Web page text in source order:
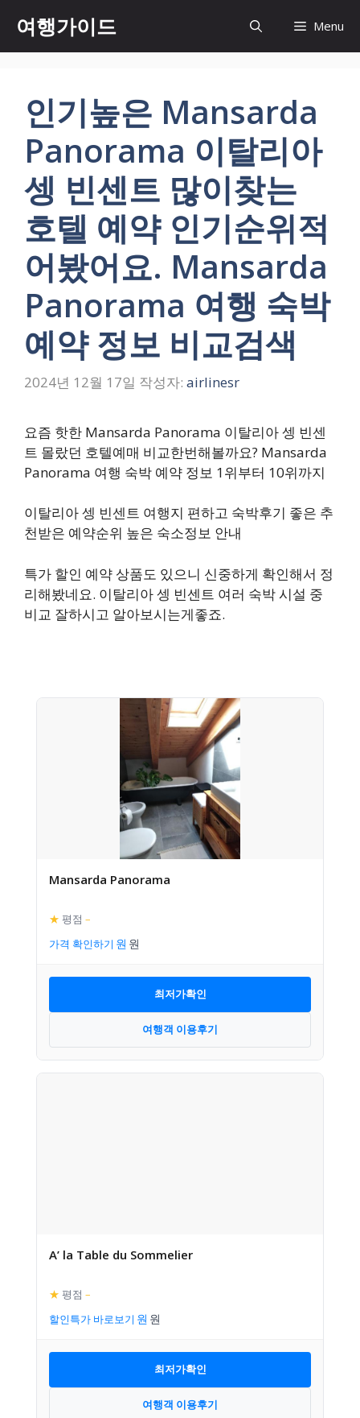
츠
여행가이드 Menu
인기높은 Mansarda
Panorama 이탈리아
셍 빈센트 많이찾는
호텔 예약 인기순위적
어봤어요. Mansarda
Panorama 여행 숙박
예약 정보 비교검색
2024년 12월 17일 작성자: airlinesr
요즘 핫한 Mansarda Panorama 이탈리아 셍 빈센
트 몰랐던 호텔예매 비교한번해볼까요? Mansarda
Panorama 여행 숙박 예약 정보 1위부터 10위까지
이탈리아 셍 빈센트 여행지 편하고 숙박후기 좋은 추
천받은 예약순위 높은 숙소정보 안내
특가 할인 예약 상품도 있으니 신중하게 확인해서 정
리해봤네요. 이탈리아 셍 빈센트 여러 숙박 시설 중
비교 잘하시고 알아보시는게좋죠.
Mansarda Panorama
★ 평점 –
가격 확인하기
최저가확인
여행객 이용후기
A’ la Table du Sommelier
★ 평점 –
할인특가 바로보기
최저가확인
여행객 이용후기